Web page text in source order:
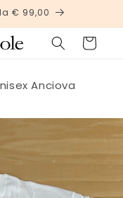
€ 99,00
Carrello
Anciova